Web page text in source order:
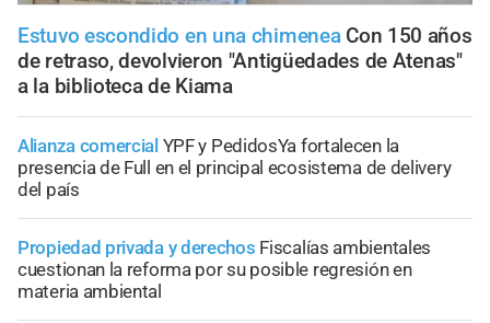
Estuvo escondido en una chimenea Con 150 años
de retraso, devolvieron "Antigüedades de Atenas"
a la biblioteca de Kiama
Alianza comercial YPF y PedidosYa fortalecen la
presencia de Full en el principal ecosistema de delivery
del país
Propiedad privada y derechos Fiscalías ambientales
cuestionan la reforma por su posible regresión en
materia ambiental